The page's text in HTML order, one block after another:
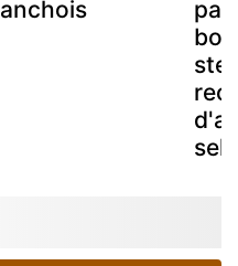
anchois
sel